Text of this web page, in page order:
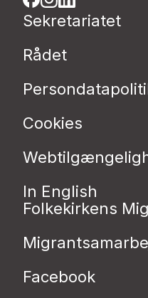
Sekretariatet
Rådet
Cookies
In English
Folkekirkens
Facebook